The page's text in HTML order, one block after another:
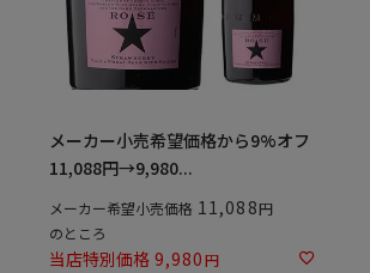
メーカー小売希望価格から9%オフ
11,088円→9,980...
メーカー希望小売価格 11,088
のところ
当店特別価格 9,980